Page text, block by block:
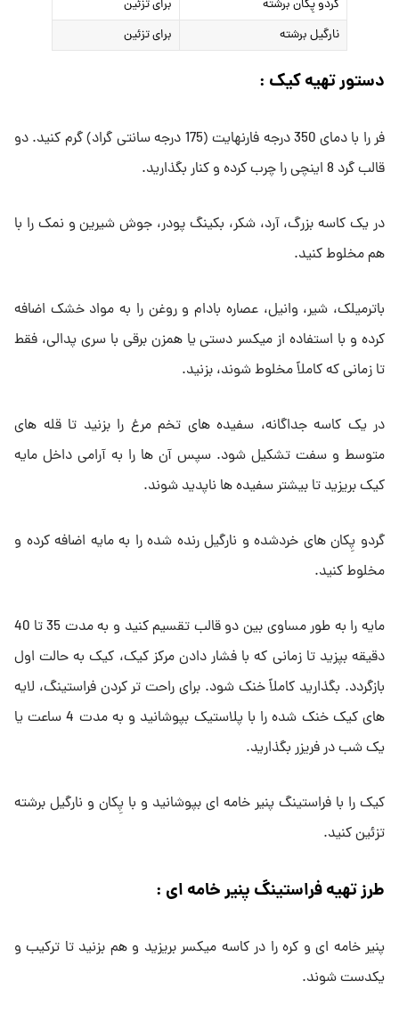
گردو پِکان برشته
برای تزئین
نارگیل برشته
برای تزئین
دستور تهیه کیک :
فر را با دمای 350 درجه فارنهایت (175 درجه سانتی گراد) گرم کنید. دو
قالب گرد 8 اینچی را چرب کرده و کنار بگذارید.
در یک کاسه بزرگ، آرد، شکر، بکینگ پودر، جوش شیرین و نمک را با
هم مخلوط کنید.
باترمیلک، شیر، وانیل، عصاره بادام و روغن را به مواد خشک اضافه
کرده و با استفاده از میکسر دستی یا همزن برقی با سری پدالی، فقط
تا زمانی که کاملاً مخلوط شوند، بزنید.
در یک کاسه جداگانه، سفیده های تخم مرغ را بزنید تا قله های
متوسط و سفت تشکیل شود. سپس آن ها را به آرامی داخل مایه
کیک بریزید تا بیشتر سفیده ها ناپدید شوند.
گردو پِکان های خردشده و نارگیل رنده شده را به مایه اضافه کرده و
مخلوط کنید.
مایه را به طور مساوی بین دو قالب تقسیم کنید و به مدت 35 تا 40
دقیقه بپزید تا زمانی که با فشار دادن مرکز کیک، کیک به حالت اول
بازگردد. بگذارید کاملاً خنک شود. برای راحت تر کردن فراستینگ، لایه
های کیک خنک شده را با پلاستیک بپوشانید و به مدت 4 ساعت یا
یک شب در فریزر بگذارید.
کیک را با فراستینگ پنیر خامه ای بپوشانید و با پِکان و نارگیل برشته
تزئین کنید.
طرز تهیه فراستینگ پنیر خامه ای :
پنیر خامه ای و کره را در کاسه میکسر بریزید و هم بزنید تا ترکیب و
یکدست شوند.